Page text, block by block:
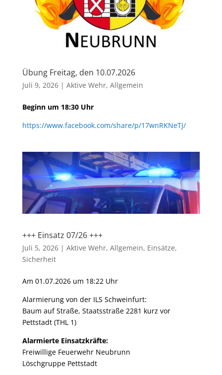
Übung Freitag, den 10.07.2026
Juli 9, 2026| Aktive Wehr, Allgemein
Beginn um 18:30 Uhr
https://www.facebook.com/share/p/17wnRKNeTJ/
+++ Einsatz 07/26 +++
Juli 5, 2026| Aktive Wehr, Allgemein, Einsätze,
Sicherheit
Am 01.07.2026 um 18:22 Uhr
Alarmierung von der ILS Schweinfurt:
Baum auf Straße, Staatsstraße 2281 kurz vor
Pettstadt (THL 1)
Alarmierte Einsatzkräfte:
Freiwillige Feuerwehr Neubrunn
Löschgruppe Pettstadt